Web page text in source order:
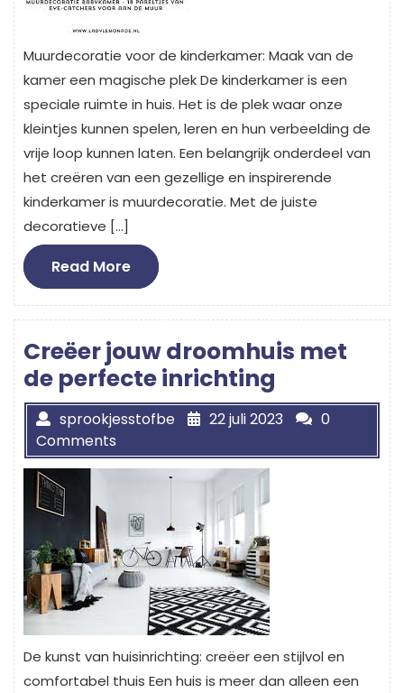
Muurdecoratie voor de kinderkamer: Maak van de
kamer een magische plek De kinderkamer is een
speciale ruimte in huis. Het is de plek waar onze
kleintjes kunnen spelen, leren en hun verbeelding de
vrije loop kunnen laten. Een belangrijk onderdeel van
het creëren van een gezellige en inspirerende
kinderkamer is muurdecoratie. Met de juiste
decoratieve […]
Read MoreRead
More
Creëer jouw droomhuis met
de perfecte inrichting
sprookjesstofbe 22 juli 2023
0
Comments
De kunst van huisinrichting: creëer een stijlvol en
comfortabel thuis Een huis is meer dan alleen een